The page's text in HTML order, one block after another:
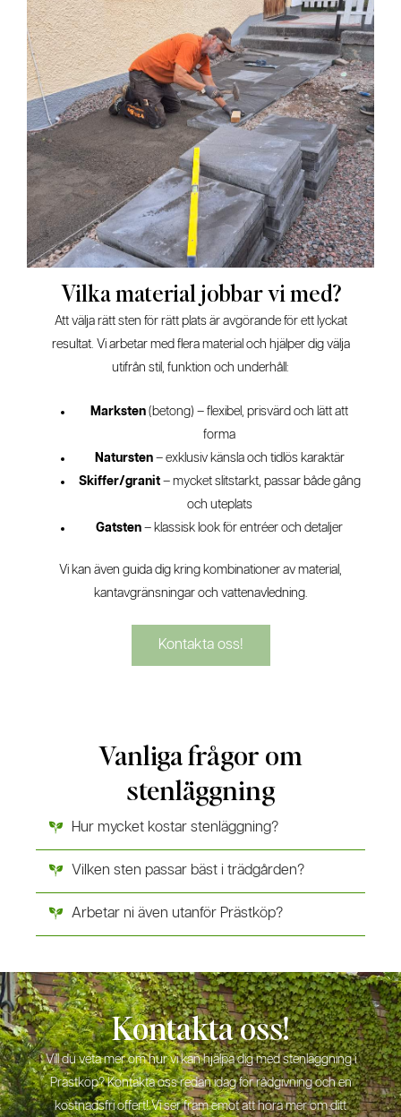
Vilka material jobbar vi med?
Att välja rätt sten för rätt plats är avgörande för ett lyckat
resultat. Vi arbetar med flera material och hjälper dig välja
utifrån stil, funktion och underhåll:
Marksten (betong) – flexibel, prisvärd och lätt att
forma
Natursten– exklusiv känsla och tidlös karaktär
Skiffer/granit– mycket slitstarkt, passar både gång
och uteplats
Gatsten – klassisk look för entréer och detaljer
Vi kan även guida dig kring kombinationer av material,
kantavgränsningar och vattenavledning.
Kontakta oss!
Vanliga frågor om
stenläggning
Hur mycket kostar stenläggning?
Vilken sten passar bäst i trädgården?
Arbetar ni även utanför Prästköp?
Kontakta oss!
Vill du veta mer om hur vi kan hjälpa dig med stenläggning i
Prästköp? Kontakta oss redan idag för rådgivning och en
kostnadsfri offert! Vi ser fram emot att höra mer om ditt